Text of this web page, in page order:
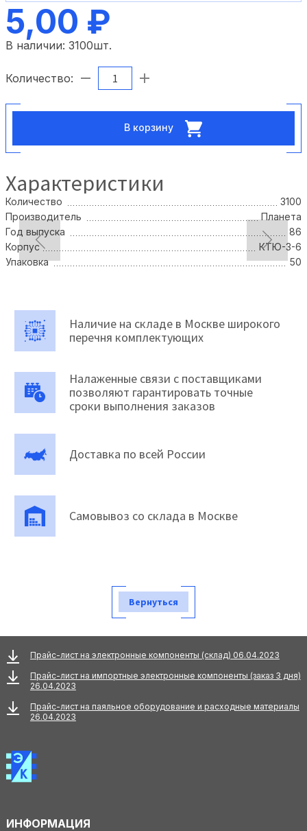
5,00 ₽
В наличии: 3100шт.
Количество:
В корзину
Характеристики
Количество
3100
Производитель
Планета
Год выпуска
86
Корпус
КТЮ-3-6
Упаковка
50
Наличие на складе в Москве широкого
перечня комплектующих
Налаженные связи с поставщиками
позволяют гарантировать точные
сроки выполнения заказов
Доставка по всей России
Самовывоз со склада в Москве
Вернуться
Прайс-лист на электронные компоненты (склад) 06.04.2023
Прайс-лист на импортные электронные компоненты (заказ 3 дня)
26.04.2023
Прайс-лист на паяльное оборудование и расходные материалы
26.04.2023
ИНФОРМАЦИЯ